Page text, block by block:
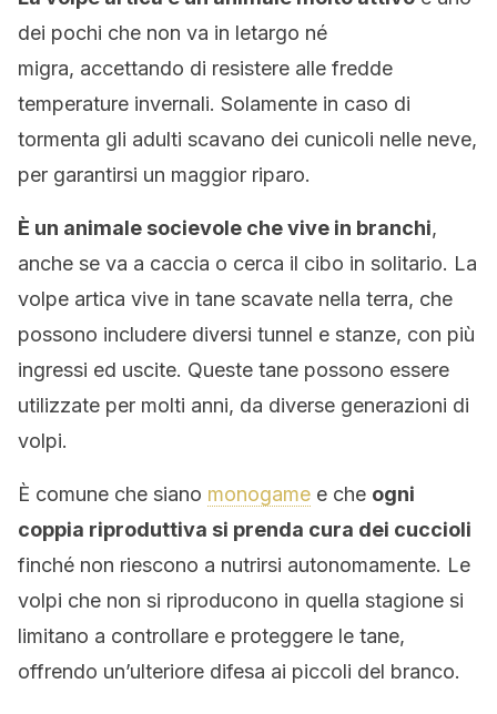
dei pochi che non va in letargo né
migra, accettando di resistere alle fredde
temperature invernali. Solamente in caso di
tormenta gli adulti scavano dei cunicoli nelle neve,
per garantirsi un maggior riparo.
È un animale socievole che vive in branchi,
anche se va a caccia o cerca il cibo in solitario. La
volpe artica vive in tane scavate nella terra, che
possono includere diversi tunnel e stanze, con più
ingressi ed uscite. Queste tane possono essere
utilizzate per molti anni, da diverse generazioni di
volpi.
È comune che siano monogame e che ogni
coppia riproduttiva si prenda cura dei cuccioli
finché non riescono a nutrirsi autonomamente. Le
volpi che non si riproducono in quella stagione si
limitano a controllare e proteggere le tane,
offrendo un’ulteriore difesa ai piccoli del branco.